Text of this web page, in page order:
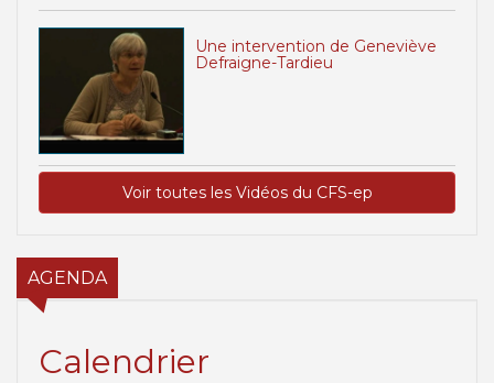
Une intervention de Geneviève
Defraigne-Tardieu
Voir toutes les Vidéos du CFS-ep
AGENDA
Calendrier